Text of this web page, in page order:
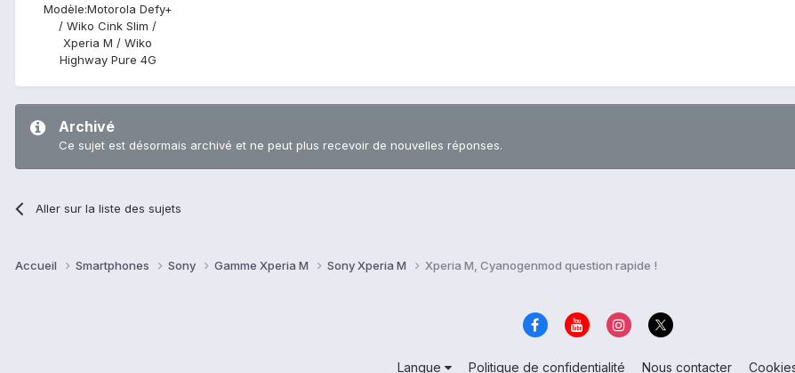
Modèle:Motorola Defy+
/ Wiko Cink Slim /
Xperia M / Wiko
Highway Pure 4G
Archivé
Ce sujet est désormais archivé et ne peut plus recevoir de nouvelles réponses.
Aller sur la liste des sujets
Accueil Smartphones Sony Gamme Xperia M Sony Xperia M Xperia M, Cyanogenmod question rapide !
Langue Politique de confidentialité Nous contacter